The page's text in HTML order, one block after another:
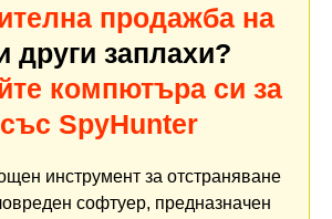
продажба на
други заплахи?
компютъра си за
SpyHunter
инструмент за отстраняване
софтуер, предназначен